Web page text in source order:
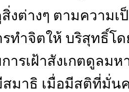
งต่างๆ ตามความเ
ทำจิตให้ บริสุทธิ์โด
ารเฝ้าสังเกตดูลม
มาธิ เมื่อมีสติที่มั่นค